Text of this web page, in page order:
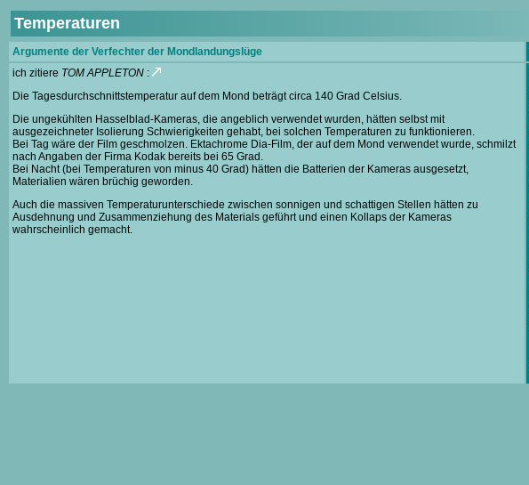
Temperaturen
Argumente der Verfechter der Mondlandungslüge
ich zitiere TOM APPLETON :
Die Tagesdurchschnittstemperatur auf dem Mond beträgt circa 140 Grad Celsius.
Die ungekühlten Hasselblad-Kameras, die angeblich verwendet wurden, hätten selbst mit
ausgezeichneter Isolierung Schwierigkeiten gehabt, bei solchen Temperaturen zu funktionieren.
Bei Tag wäre der Film geschmolzen. Ektachrome Dia-Film, der auf dem Mond verwendet wurde, schmilzt
nach Angaben der Firma Kodak bereits bei 65 Grad.
Bei Nacht (bei Temperaturen von minus 40 Grad) hätten die Batterien der Kameras ausgesetzt,
Materialien wären brüchig geworden.
Auch die massiven Temperaturunterschiede zwischen sonnigen und schattigen Stellen hätten zu
Ausdehnung und Zusammenziehung des Materials geführt und einen Kollaps der Kameras
wahrscheinlich gemacht.